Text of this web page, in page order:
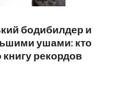
бодибилдер и
ушами: кто
рекордов